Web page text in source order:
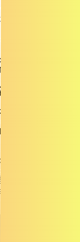
hè?
thể bỏ qua
không tiêm
trẻ?
lịch hè?
hè?
thuận lợi cho vi
đặc biệt là trẻ
hoàn thiện
chủ động, giảm
nặng. Thực
phòng ngừa
viêm não, viêm